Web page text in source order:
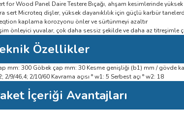
for Wood Panel Daire Testere Bıçağı, ahşam kesimlerinde
sert Microteq dişler, yüksek dayanıklılık için güçlü karbür
kaplama korozyonu önler ve sürtünmeyi azaltır
önleyici yuvalar, çok daha sessiz şekilde ve daha az titreşimle
Özellikler
mm: 300 Göbek çap mm: 30 Kesme genişliği (b1) mm / gövde
2/9/46,4; 2/10/60 Kavrama açısı ° w1: 5 Serbest açı ° w2: 18
İçeriği Avantajları